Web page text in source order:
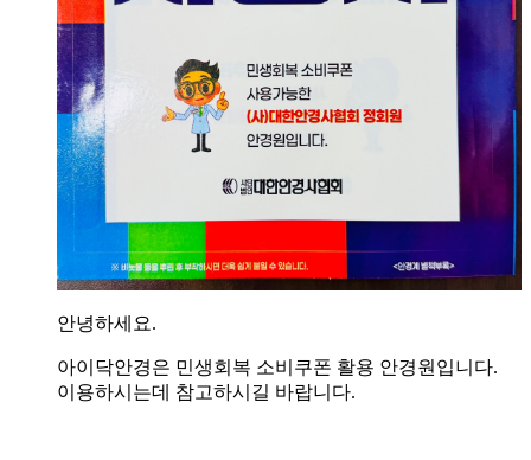
안녕하세요.
아이닥안경은 민생회복 소비쿠폰 활용 안경원입니다.
이용하시는데 참고하시길 바랍니다.